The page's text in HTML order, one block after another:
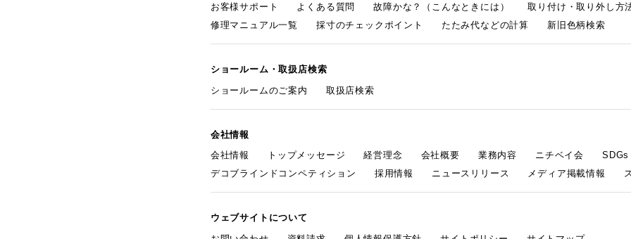
お客様サポート
よくある質問 故障かな？（こんなときには） 取り付け・取り外し方
修理マニュアル一覧
採寸のチェックポイント たたみ代などの計算 新旧色柄検索
ショールーム・取扱店検索
ショールームのご案内
取扱店検索
会社情報
会社情報
トップメッセージ 経営理念 会社概要 業務内容 ニチベイ会 SDGs
デコブラインドコンペティション
採用情報 ニュースリリース メディア掲載情報
ウェブサイトについて